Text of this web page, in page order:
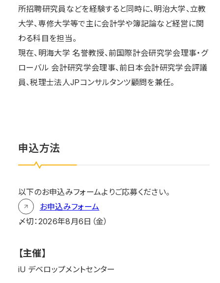
所招聘研究員などを経験すると同時に、明治⼤学、⽴教
⼤学、専修⼤学等で主に会計学や簿記論など経営に関
わる科⽬を担当。
現在、明海⼤学 名誉教授、前国際計会研究学会理事・グ
ローバル 会計研究学会理事、前⽇本会計研究学会評議
員、税理⼠法⼈JPコンサルタンツ顧問を兼任。
申込方法
以下のお申込みフォームよりご応募ください。
お申込みフォーム
〆切：2026年8月6日（金）
【主催】
iU デベロップメントセンター